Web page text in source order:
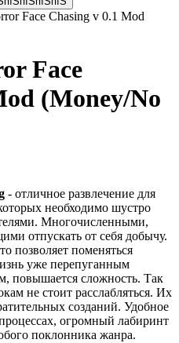
Face Chasing v 0.1 Mod
Face
(Money/No
- отличное развлечение для
необходимо шустро
Многочисленными,
отпускать от себя добычу.
позволяет поменяться
уже перепуганным
повышается сложность. Так
не стоит расслабляться. Их
созданий. Удобное
огромный лабиринт
поклонника жанра.